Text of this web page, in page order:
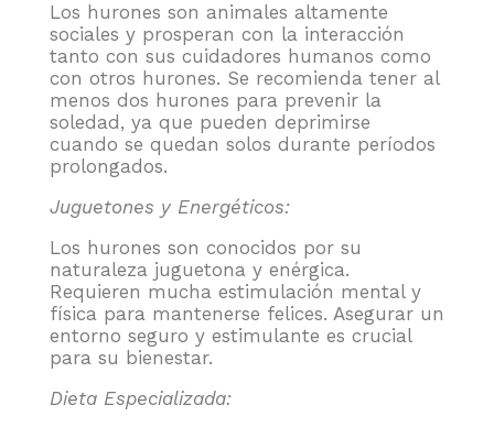
Los hurones son animales altamente
sociales y prosperan con la interacción
tanto con sus cuidadores humanos como
con otros hurones. Se recomienda tener al
menos dos hurones para prevenir la
soledad, ya que pueden deprimirse
cuando se quedan solos durante períodos
prolongados.
Juguetones y Energéticos:
Los hurones son conocidos por su
naturaleza juguetona y enérgica.
Requieren mucha estimulación mental y
física para mantenerse felices. Asegurar un
entorno seguro y estimulante es crucial
para su bienestar.
Dieta Especializada: